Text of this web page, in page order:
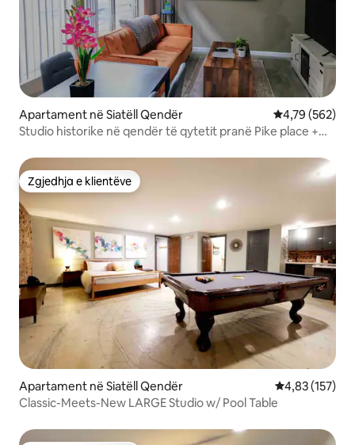
Apartament në Siatëll Qendër Vlerësimi
4,79 (562)
Studio historike në qendër të qytetit pranë Pike place +
Zgjedhja e klientëve
Zgjedhja e klientëve
Apartament në Siatëll Qendër Vlerësimi
4,83 (157)
Classic-Meets-New LARGE Studio w/ Pool Table